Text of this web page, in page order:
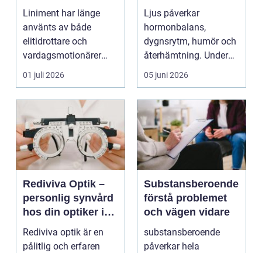
man bör tänka på
Liniment har länge
använts av både
elitidrottare och
vardagsmotionärer
för...
01 juli 2026
välbefinnande
Ljus påverkar
hormonbalans,
dygnsrytm, humör och
återhämtning. Under
senare år har en ny typ
05 juni 2026
Rediviva Optik –
personlig synvård
hos din optiker i
Uppsala
Rediviva optik är en
pålitlig och erfaren
Substansberoende
förstå problemet
och vägen vidare
substansberoende
påverkar hela